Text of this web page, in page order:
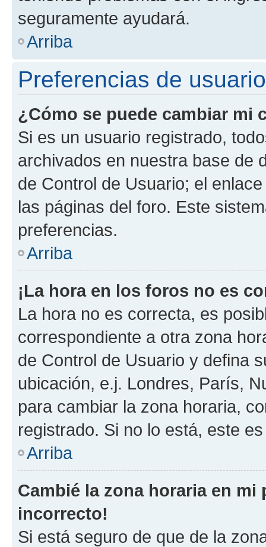
seguramente ayudará.
Arriba
Preferencias de
¿Cómo se puede cambiar mi
Si es un usuario registrado,
archivados en nuestra base de
de Control de Usuario; el
las páginas del foro. Este
preferencias.
Arriba
¡La hora en los foros no es
La hora no es correcta, es
correspondiente a otra zona
de Control de Usuario y defina
ubicación, e.j. Londres, París,
para cambiar la zona horaria,
registrado. Si no lo está, este
Arriba
Cambié la zona horaria en
incorrecto!
Si está seguro de que de la